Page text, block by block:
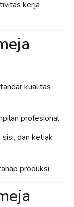
kerja
kualitas
profesional
sisi, dan ketiak
produksi